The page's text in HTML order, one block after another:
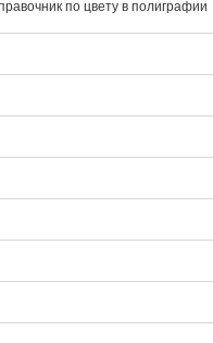
по цвету в полиграфии